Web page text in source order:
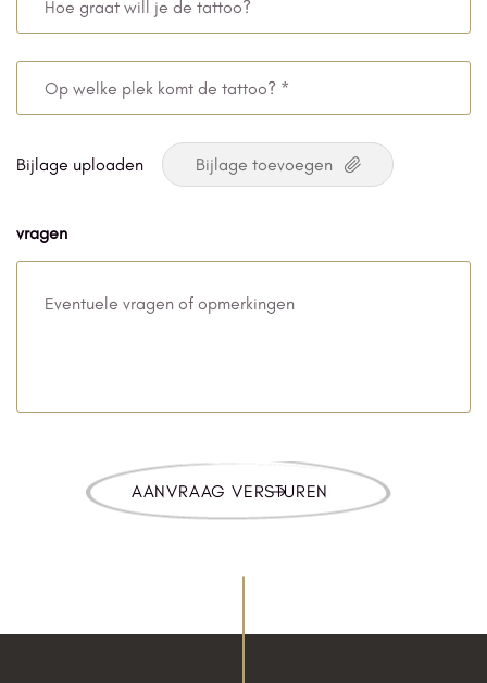
*
graat
je
welke
plek
de
tattoo?
Bijlage uploaden
vragen